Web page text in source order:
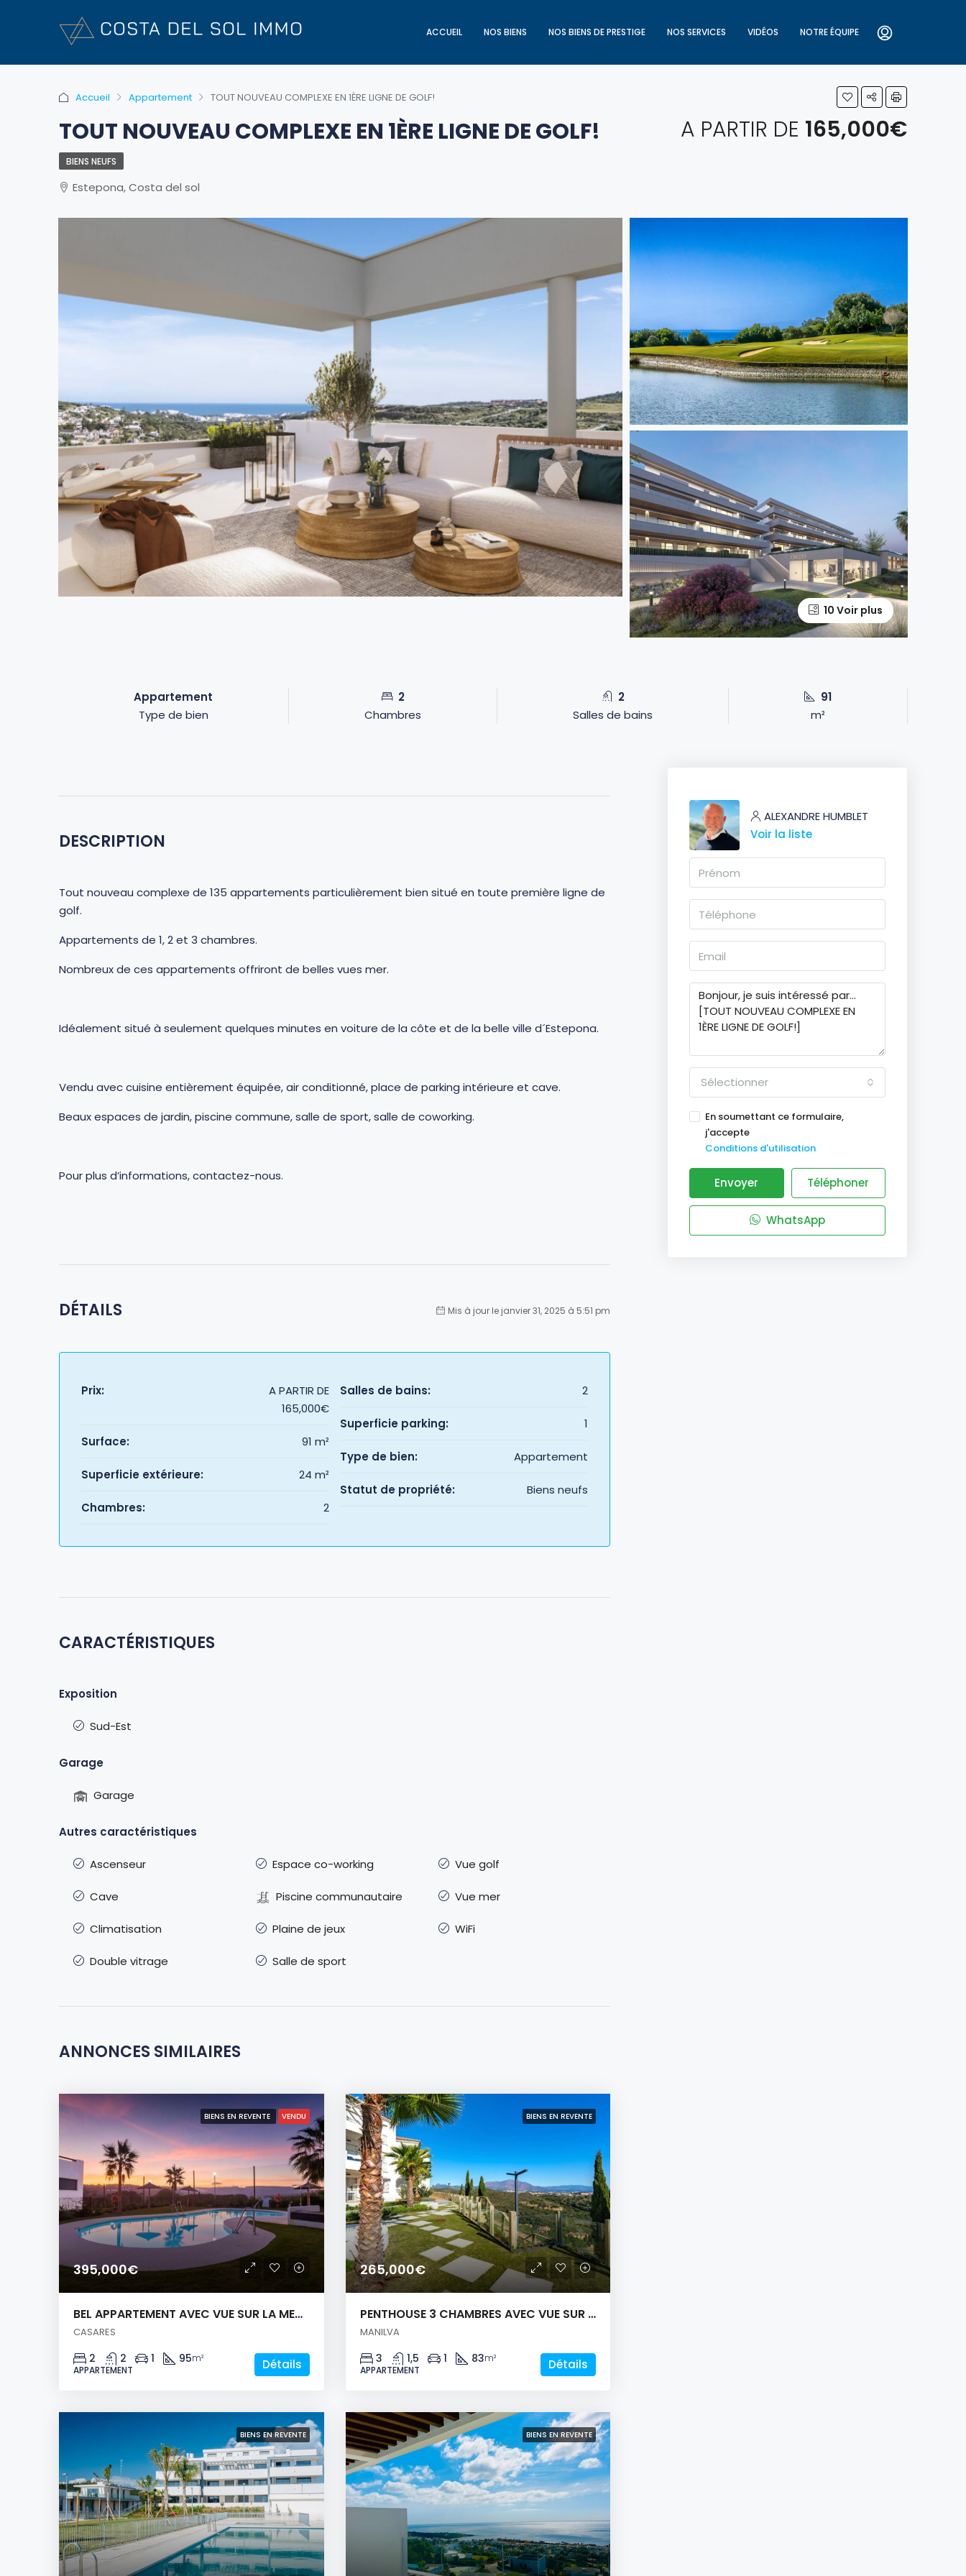
ACCUEIL NOS BIENS NOS BIENS DE PRESTIGE NOS SERVICES VIDÉOS NOTRE ÉQUIPE
Accueil Appartement TOUT NOUVEAU COMPLEXE EN 1ÈRE LIGNE DE GOLF!
TOUT NOUVEAU COMPLEXE EN 1ÈRE LIGNE DE GOLF! A PARTIR DE 165,000€
BIENS NEUFS
Estepona, Costa del sol
10 Voir plus
Appartement
Type de bien
2
Chambres
2
Salles de bains
91
m²
DESCRIPTION
Tout nouveau complexe de 135 appartements particulièrement bien situé en toute première ligne de
golf.
Appartements de 1, 2 et 3 chambres.
Nombreux de ces appartements offriront de belles vues mer.
Idéalement situé à seulement quelques minutes en voiture de la côte et de la belle ville d´Estepona.
Vendu avec cuisine entièrement équipée, air conditionné, place de parking intérieure et cave.
Beaux espaces de jardin, piscine commune, salle de sport, salle de coworking.
Pour plus d’informations, contactez-nous.
DÉTAILS Mis à jour le janvier 31, 2025 à 5:51 pm
Prix:
A PARTIR DE
165,000€
Surface: 91 m²
Superficie extérieure: 24 m²
Chambres: 2
Salles de bains: 2
Superficie parking: 1
Type de bien: Appartement
Statut de propriété: Biens neufs
CARACTÉRISTIQUES
Exposition
Sud-Est
Garage
Garage
Autres caractéristiques
Ascenseur
Cave
Climatisation
Double vitrage
Espace co-working
Piscine communautaire
Plaine de jeux
Salle de sport
Vue golf
Vue mer
WiFi
ANNONCES SIMILAIRES
BIENS EN REVENTE VENDU
395,000€
BEL APPARTEMENT AVEC VUE SUR LA MER ET LE GOLF
CASARES
2 2 1 95m²
APPARTEMENT
Détails
BIENS EN REVENTE
265,000€
PENTHOUSE 3 CHAMBRES AVEC VUE SUR LA MER!
MANILVA
3 1,5 1 83m²
APPARTEMENT
Détails
BIENS EN REVENTE BIENS EN REVENTE
ALEXANDRE HUMBLET
Voir la liste
Sélectionner
En soumettant ce formulaire,
j'accepte
Conditions d'utilisation
Envoyer Téléphoner
WhatsApp